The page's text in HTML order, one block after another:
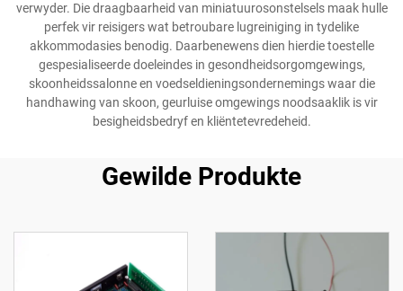
verwyder. Die draagbaarheid van miniatuurosonstelsels maak hulle
perfek vir reisigers wat betroubare lugreiniging in tydelike
akkommodasies benodig. Daarbenewens dien hierdie toestelle
gespesialiseerde doeleindes in gesondheidsorgomgewings,
skoonheidssalonne en voedseldieningsondernemings waar die
handhawing van skoon, geurluise omgewings noodsaaklik is vir
besigheidsbedryf en kliëntetevredeheid.
Gewilde Produkte